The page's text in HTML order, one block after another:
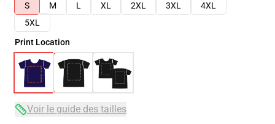
S
M L XL 2XL 3XL
4XL
5XL
Print Location
Voir le guide des tailles